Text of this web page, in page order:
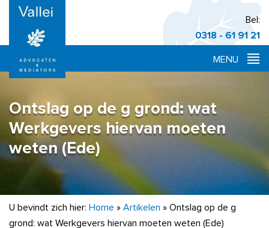
Bel:
0318 - 61 91 21
Ontslag op de g grond: wat
Werkgevers hiervan moeten
weten (Ede)
U bevindt zich hier: Home » Artikelen » Ontslag op de g
grond: wat Werkgevers hiervan moeten weten (Ede)